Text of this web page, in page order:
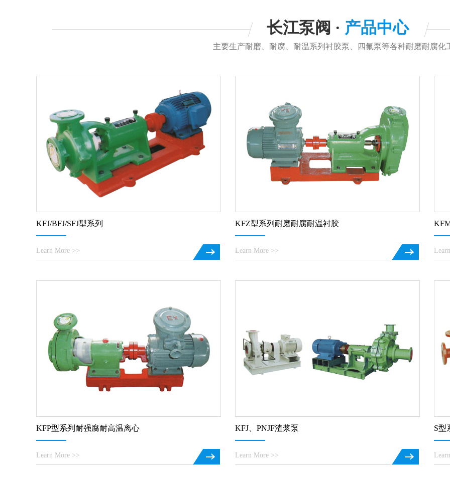
长江泵阀 · 产品中心
主要生产耐磨、耐腐、耐温系列衬胶泵、四氟泵等各种耐磨耐腐化
KFJ/BFJ/SFJ型系列
Learn More >>
KFZ型系列耐磨耐腐耐温衬胶
Learn More >>
KFP型系列耐强腐耐高温离心
Learn More >>
KFJ、PNJF渣浆泵
Learn More >>
S型